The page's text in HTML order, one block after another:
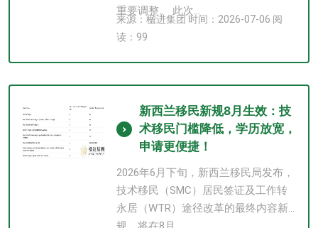
重要调整。 此次...
来源：楹进集团 时间：2026-07-06 阅
读：99
新西兰移民新规8月生效：技
术移民门槛降低，学历放宽，
申请更便捷！
2026年6月下旬，新西兰移民局发布，
技术移民（SMC）居民签证及工作转
永居（WTR）途径改革的最终内容新